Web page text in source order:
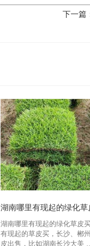
下一篇
湖南哪里有现起的绿化草
湖南哪里有现起的绿化草皮
有现起的草皮买，长沙、郴
皮出售，比如湖南长沙大美